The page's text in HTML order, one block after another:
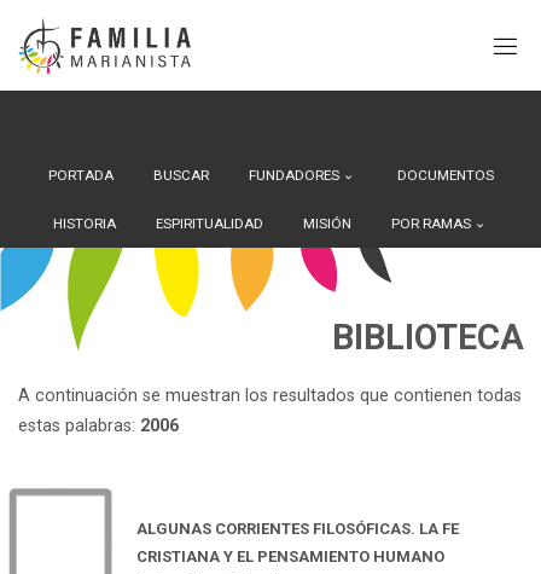
Saltar
contenido
PORTADA BUSCAR FUNDADORES DOCUMENTOS
HISTORIA ESPIRITUALIDAD MISIÓN POR RAMAS
BIBLIOTECA
A continuación se muestran los resultados que contienen todas
estas palabras: 2006
ALGUNAS CORRIENTES FILOSÓFICAS. LA FE
CRISTIANA Y EL PENSAMIENTO HUMANO